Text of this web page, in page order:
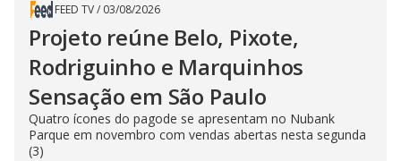
FEED TV/ 03/08/2026
Projeto reúne Belo, Pixote,
Rodriguinho e Marquinhos
Sensação em São Paulo
Quatro ícones do pagode se apresentam no Nubank
Parque em novembro com vendas abertas nesta segunda
(3)